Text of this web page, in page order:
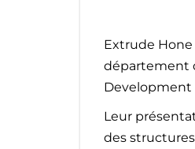
Extrude Hone
département
Development
Leur
des